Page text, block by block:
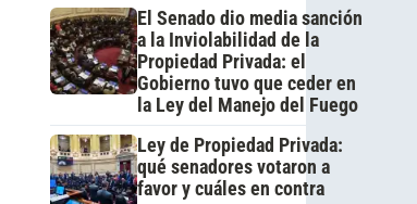
El Senado dio media sanción
a la Inviolabilidad de la
Propiedad Privada: el
Gobierno tuvo que ceder en
la Ley del Manejo del Fuego
Ley de Propiedad Privada:
qué senadores votaron a
favor y cuáles en contra